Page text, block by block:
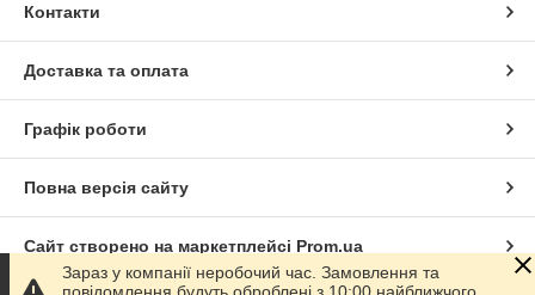
Контакти
Доставка та оплата
Графік роботи
Повна версія сайту
Сайт створено на маркетплейсі Prom.ua
Зараз у компанії неробочий час. Замовлення та